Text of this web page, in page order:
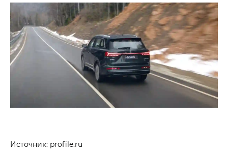
Источник: profile.ru